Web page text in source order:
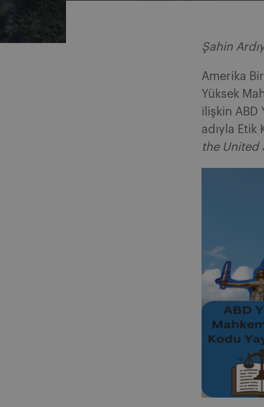
Şahin
Amerika
Yüksek
ilişkin ABD
adıyla Etik
the United